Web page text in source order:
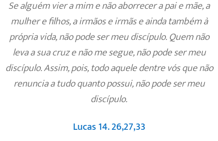
Se alguém vier a mim e não aborrecer a pai e mãe, a
mulher e filhos, a irmãos e irmãs e ainda também à
própria vida, não pode ser meu discípulo. Quem não
leva a sua cruz e não me segue, não pode ser meu
discípulo. Assim, pois, todo aquele dentre vós que não
renuncia a tudo quanto possui, não pode ser meu
discípulo.
Lucas 14. 26,27,33